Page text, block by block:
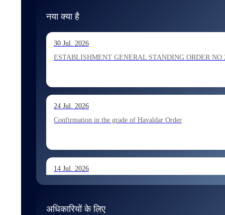
नया क्या है
30 Jul. 2026
ESTABLISHMENT GENERAL STANDING ORDER NO
24 Jul. 2026
Confirmation in the grade of Havaldar Order
14 Jul. 2026
अधिकारियों के लिए